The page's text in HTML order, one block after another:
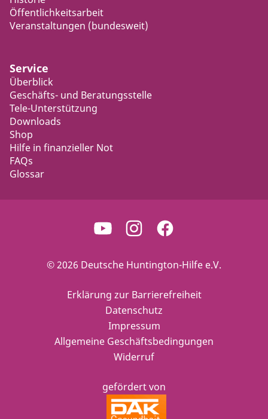
Öffentlichkeitsarbeit
Veranstaltungen (bundesweit)
Service
Überblick
Geschäfts- und Beratungsstelle
Tele-Unterstützung
Downloads
Shop
Hilfe in finanzieller Not
FAQs
Glossar
© 2026 Deutsche Huntington-Hilfe e.V.
gefördert von
Erklärung zur Barrierefreiheit
Datenschutz
Impressum
Allgemeine Geschäftsbedingungen
Widerruf